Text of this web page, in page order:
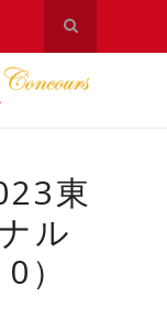
東
ル
）